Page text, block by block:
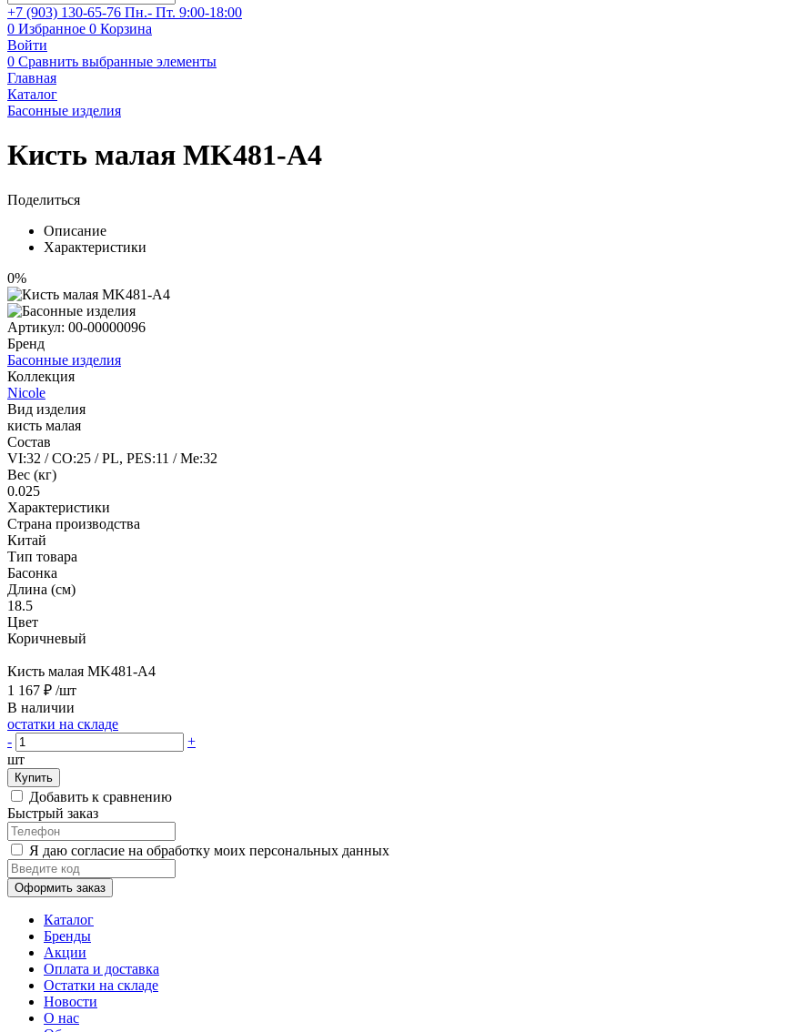
+7 (903) 130-65-76 Пн.- Пт. 9:00-18:00
0 Избранное 0 Корзина
Войти
0 Сравнить выбранные элементы
Главная
Каталог
Басонные изделия
Кисть малая MK481-A4
Поделиться
Описание
Характеристики
0%
Артикул: 00-00000096
Бренд
Басонные изделия
Коллекция
Nicole
Вид изделия
кисть малая
Состав
VI:32 / CO:25 / PL, PES:11 / Me:32
Вес (кг)
0.025
Характеристики
Страна производства
Китай
Тип товара
Басонка
Длина (см)
18.5
Цвет
Коричневый
Кисть малая MK481-A4
1 167 ₽ /шт
В наличии
остатки на складе
-
+
шт
Купить
Добавить к сравнению
Быстрый заказ
Я даю согласие на обработку моих персональных данных
Оформить заказ
Каталог
Бренды
Акции
Оплата и доставка
Остатки на складе
Новости
О нас